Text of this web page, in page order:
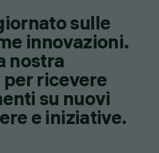
sulle
innovazioni.
nostra
ricevere
su nuovi
e iniziative.